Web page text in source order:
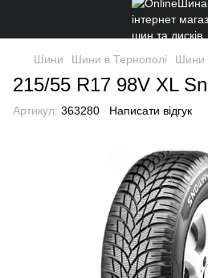
Шини Шини в Тернополі Шини
215/55 R17 98V XL
Артикул: 363280 Написати відгук